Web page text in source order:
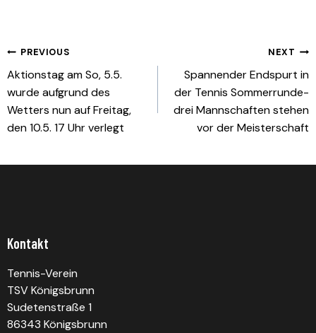
Beitragsnavigation
PREVIOUS
Aktionstag am So, 5.5.
wurde aufgrund des
Wetters nun auf Freitag,
den 10.5. 17 Uhr verlegt
NEXT
Spannender Endspurt in
der Tennis Sommerrunde-
drei Mannschaften stehen
vor der Meisterschaft
Kontakt
Tennis-Verein
TSV Königsbrunn
Sudetenstraße 1
86343 Königsbrunn